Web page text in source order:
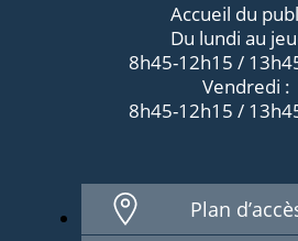
Accueil du
Du lundi au
8h45-12h15 /
Vendredi :
8h45-12h15 /
Plan